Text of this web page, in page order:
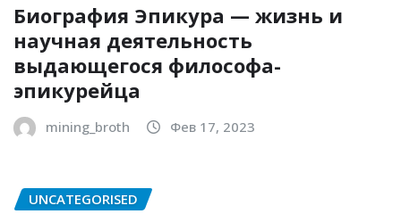
Биография Эпикура — жизнь и
научная деятельность
выдающегося философа-
эпикурейца
mining_broth Фев 17, 2023
UNCATEGORISED